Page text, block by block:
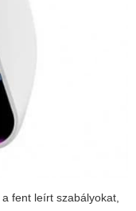
fent leírt szabályokat,